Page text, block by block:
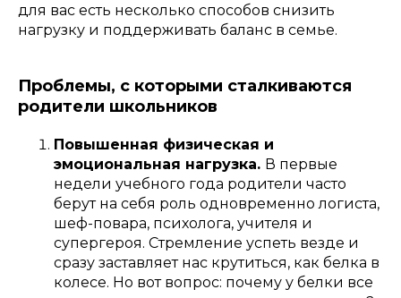
для вас есть несколько способов снизить
нагрузку и поддерживать баланс в семье.
Проблемы, с которыми сталкиваются
родители школьников
Повышенная физическая и
эмоциональная нагрузка. В первые
недели учебного года родители часто
берут на себя роль одновременно логиста,
шеф-повара, психолога, учителя и
супергероя. Стремление успеть везде и
сразу заставляет нас крутиться, как белка в
колесе. Но вот вопрос: почему у белки все